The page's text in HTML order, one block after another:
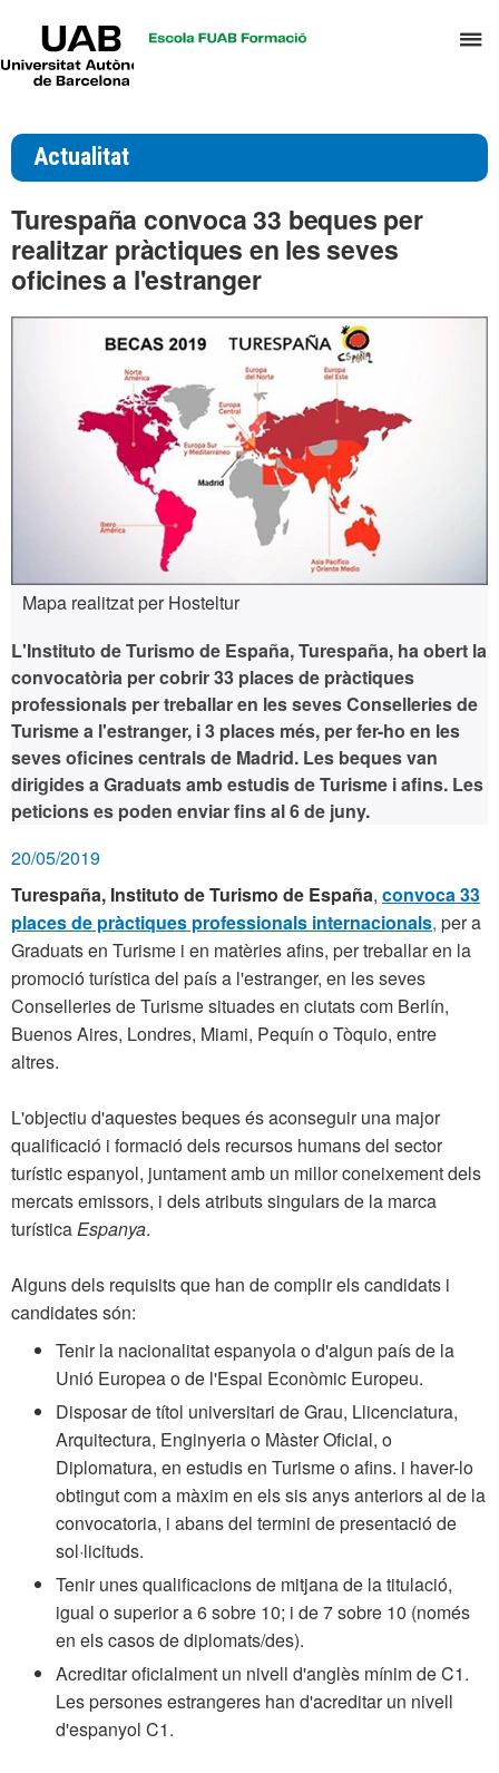
el
Universitat
Actualitat
Turespaña convoca 33 beques per
realitzar pràctiques en les seves
oficines a l'estranger
Mapa realitzat per Hosteltur
L'Instituto de Turismo de España, Turespaña, ha obert la
convocatòria per cobrir 33 places de pràctiques
professionals per treballar en les seves Conselleries de
Turisme a l'estranger, i 3 places més, per fer-ho en les
seves oficines centrals de Madrid. Les beques van
dirigides a Graduats amb estudis de Turisme i afins. Les
peticions es poden enviarfins al 6 de juny.
20/05/2019
Turespaña, Instituto de Turismo de España, convoca 33
places de pràctiques professionals internacionals, per a
Graduats en Turisme i en matèries afins, per treballar en la
promoció turística del país a l'estranger, en les seves
Conselleries de Turisme situades en ciutats com Berlín,
Buenos Aires, Londres, Miami, Pequín o Tòquio, entre
altres.
L'objectiu d'aquestes beques és aconseguir una major
qualificació i formació dels recursos humans del sector
turístic espanyol, juntament amb un millor coneixement dels
mercats emissors, i dels atributs singulars de la marca
turísticaEspanya.
Alguns dels requisits que han de complir els candidats i
candidates són:
Tenir la nacionalitat espanyola o d'algun país de la
Unió Europea o de l'Espai Econòmic Europeu.
Disposar de títol universitari de Grau, Llicenciatura,
Arquitectura, Enginyeria o Màster Oficial, o
Diplomatura, en estudis en Turisme o afins. i haver-lo
obtingut com a màxim en els sis anys anteriors al de la
convocatoria, i abans del termini de presentació de
sol·licituds.
Tenir unes qualificacions de mitjana de la titulació,
igual o superior a 6 sobre 10; i de 7 sobre 10 (només
en els casos de diplomats/des).
Acreditar oficialment un nivell d'anglès mínim de C1.
Les persones estrangeres han d'acreditar un nivell
d'espanyol C1.